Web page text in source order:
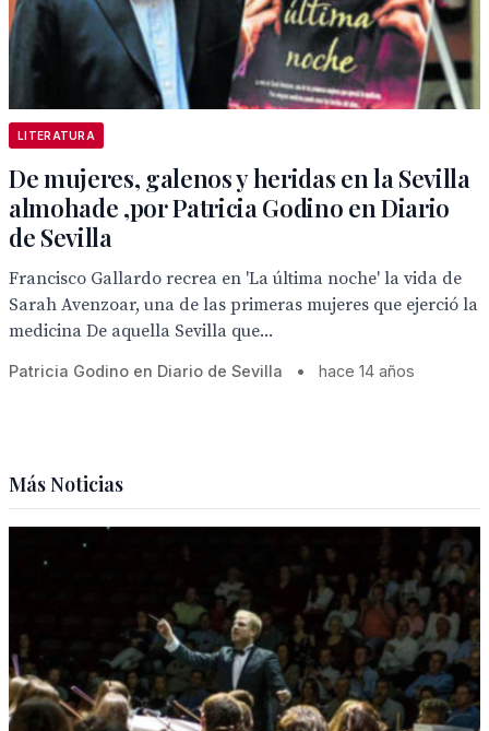
LITERATURA
De mujeres, galenos y heridas en la Sevilla
almohade ,por Patricia Godino en Diario
de Sevilla
Francisco Gallardo recrea en 'La última noche' la vida de
Sarah Avenzoar, una de las primeras mujeres que ejerció la
medicina De aquella Sevilla que...
Patricia Godino en Diario de Sevilla • hace 14 años
Más Noticias